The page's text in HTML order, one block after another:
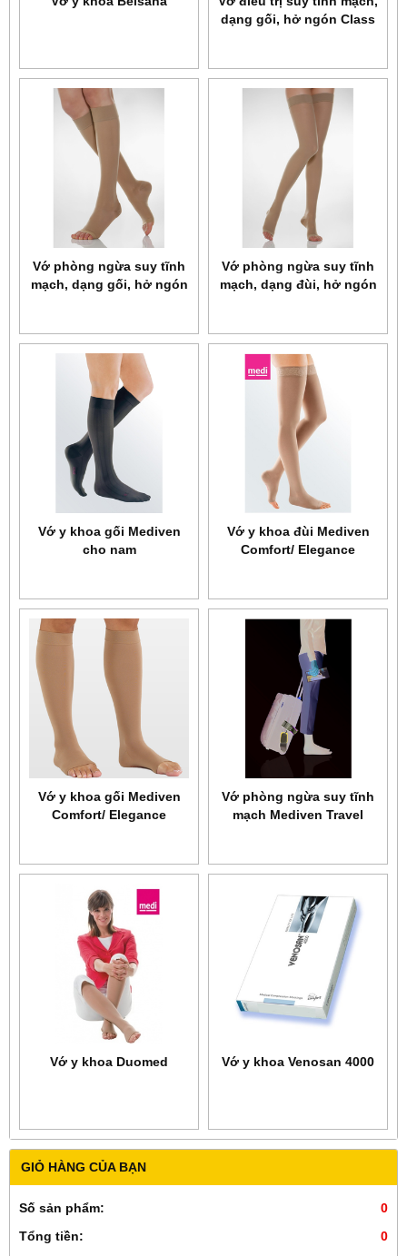
GIỎ HÀNG CỦA BẠN
Số sản phẩm:
0
Tổng tiền:
0
dạng gối, hở ngón Class
Vớ phòng ngừa suy tĩnh
mạch, dạng gối, hở ngón
Vớ phòng ngừa suy tĩnh
mạch, dạng đùi, hở ngón
Vớ y khoa gối Mediven
cho nam
Vớ y khoa đùi Mediven
Comfort/ Elegance
Vớ y khoa gối Mediven
Comfort/ Elegance
Vớ phòng ngừa suy tĩnh
mạch Mediven Travel
Vớ y khoa Duomed Vớ y khoa Venosan 4000